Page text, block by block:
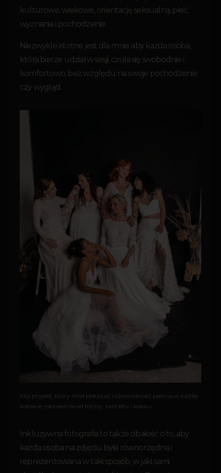
kulturowe, wiekowe, orientację seksualną, płeć,
wyznania i pochodzenie.
Niezwykle istotne jest dla mnie aby każda osoba,
która bierze udział w sesji, czuła się swobodnie i
komfortowo, bez względu na swoje pochodzenie
czy wygląd.
Mój projekt, który miał pokazać różnorodność piekna w każdej
kobiecie niezależnie od formy, kształtu i koloru.
Inkluzywna fotografia to także dbałość o to, aby
każda osoba na zdjęciu była równorzędna i
reprezentowana w taki sposób, w jaki sami